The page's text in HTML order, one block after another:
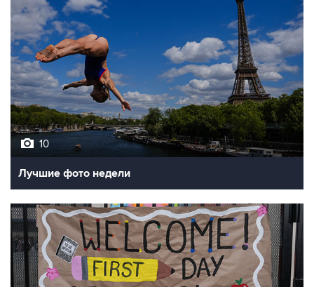
10
Лучшие фото недели